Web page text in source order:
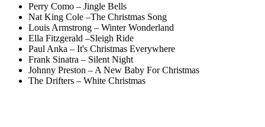
Perry Como – Jingle Bells
Nat King Cole –The Christmas Song
Louis Armstrong – Winter Wonderland
Ella Fitzgerald –Sleigh Ride
Paul Anka – It's Christmas Everywhere
Frank Sinatra – Silent Night
Johnny Preston – A New Baby For Christmas
The Drifters – White Christmas